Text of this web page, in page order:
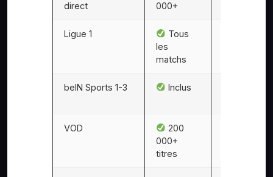
direct
000+
Ligue 1
Tous
les
matchs
beIN Sports 1-3 Inclus
VOD
200
000+
titres